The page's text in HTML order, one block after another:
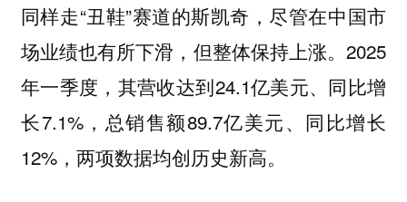
同样走“丑鞋”赛道的斯凯奇，尽管在中国市
场业绩也有所下滑，但整体保持上涨。2025
年一季度，其营收达到24.1亿美元、同比增
长7.1%，总销售额89.7亿美元、同比增长
12%， 两项数据均创历史新高。‌